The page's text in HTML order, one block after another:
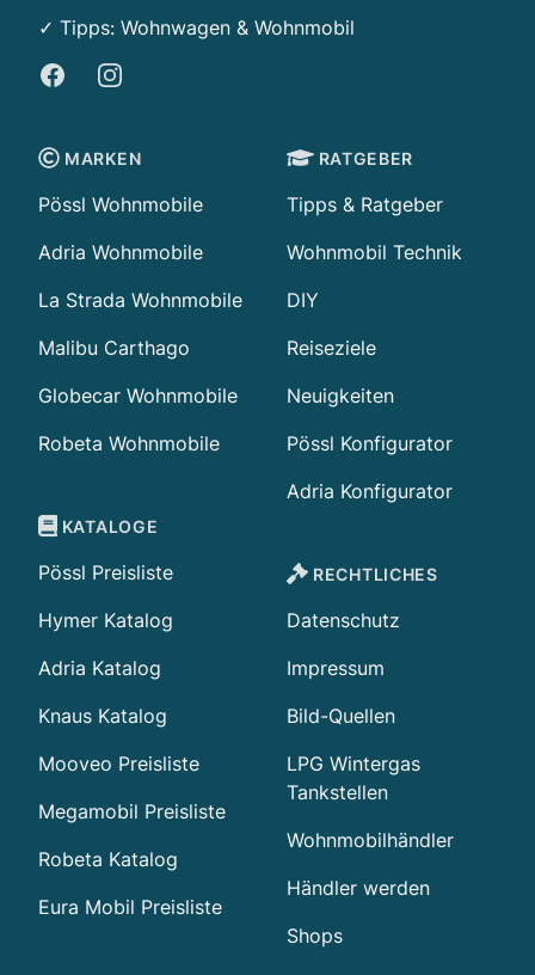
✓ Tipps: Wohnwagen & Wohnmobil
FacebookInstagram
MARKEN
Pössl Wohnmobile
Adria Wohnmobile
La Strada Wohnmobile
Malibu Carthago
Globecar Wohnmobile
Robeta Wohnmobile
KATALOGE
Pössl Preisliste
Hymer Katalog
Adria Katalog
Knaus Katalog
Mooveo Preisliste
Megamobil Preisliste
Robeta Katalog
Eura Mobil Preisliste
RATGEBER
Tipps & Ratgeber
Wohnmobil Technik
DIY
Reiseziele
Neuigkeiten
Pössl Konfigurator
Adria Konfigurator
RECHTLICHES
Datenschutz
Impressum
Bild-Quellen
LPG Wintergas
Tankstellen
Wohnmobilhändler
Händler werden
Shops